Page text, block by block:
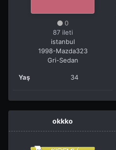
0
87 ileti
istanbul
1998-Mazda323
Gri-Sedan
Yaş 34
okkko